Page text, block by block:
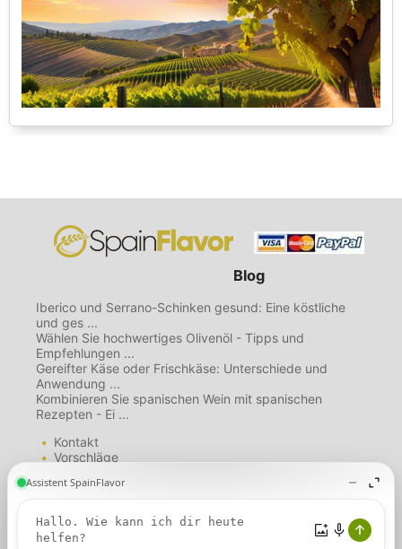
Blog
Iberico und Serrano-Schinken gesund: Eine köstliche
und ges ...
Wählen Sie hochwertiges Olivenöl - Tipps und
Empfehlungen ...
Gereifter Käse oder Frischkäse: Unterschiede und
Anwendung ...
Kombinieren Sie spanischen Wein mit spanischen
Rezepten - Ei ...
Kontakt
Vorschläge
Über uns
Datenschutzbestimmungen
Cookie-Richtlinie
Cookies. Wenn Sie diese Seite
weiterhin nutzen, gehen wir davon
aus, dass Sie unserer Verwendung